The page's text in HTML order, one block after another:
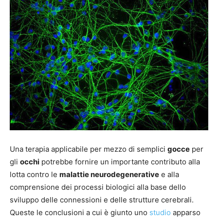
Una terapia applicabile per mezzo di semplici gocce per
gli occhi potrebbe fornire un importante contributo alla
lotta contro le malattie neurodegenerative e alla
comprensione dei processi biologici alla base dello
sviluppo delle connessioni e delle strutture cerebrali.
Queste le conclusioni a cui è giunto uno studio apparso